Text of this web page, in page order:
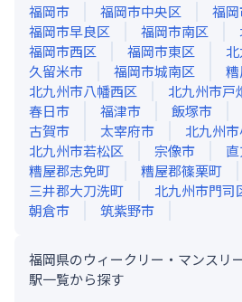
福岡市
福岡市中央区
福
福岡市早良区
福岡市南区
福岡市西区
福岡市東区
久留米市
福岡市城南区
北九州市八幡西区
北九州市戸
春日市
福津市 飯塚市
古賀市
太宰府市
北九州
北九州市若松区
宗像市
糟屋郡志免町
糟屋郡篠栗町
三井郡大刀洗町
北九州市門司
朝倉市
筑紫野市
福岡県のウィークリー・マンスリ
駅一覧から探す